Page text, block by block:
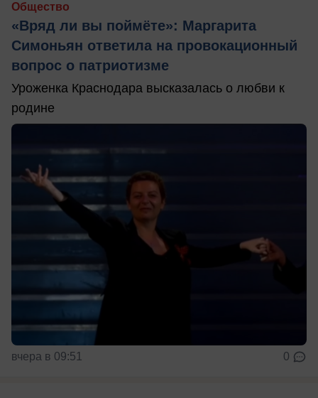
Общество
«Вряд ли вы поймёте»: Маргарита
Симоньян ответила на провокационный
вопрос о патриотизме
Уроженка Краснодара высказалась о любви к
родине
вчера в 09:51 0